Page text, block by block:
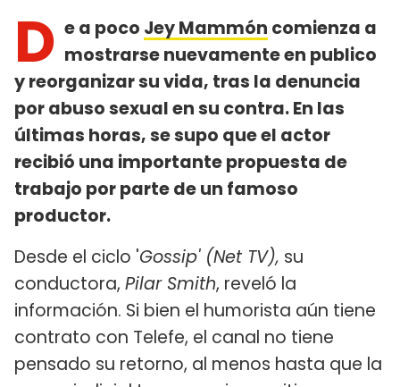
D e a poco Jey Mammón comienza a
mostrarse nuevamente en publico
y reorganizar su vida, tras la denuncia
por abuso sexual en su contra. En las
últimas horas, se supo que el actor
recibió una importante propuesta de
trabajo por parte de un famoso
productor.
Desde el ciclo 'Gossip' (Net TV), su
conductora, Pilar Smith, reveló la
información. Si bien el humorista aún tiene
contrato con Telefe, el canal no tiene
pensado su retorno, al menos hasta que la